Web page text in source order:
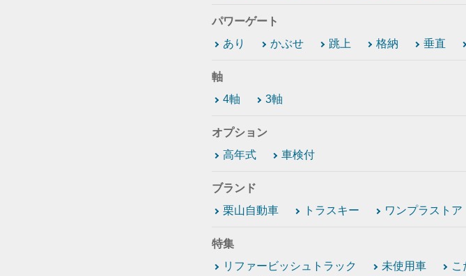
パワーゲート
あり
かぶせ 跳上 格納 垂直
軸
4軸
3軸
オプション
高年式
車検付
ブランド
栗山自動車
トラスキー ワンプラストア
特集
リファービッシュトラック
未使用車 こ